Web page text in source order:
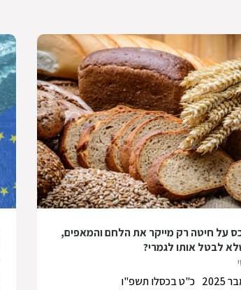
על חיטה רק מייקר את הלחם והמאפים,
לבטל אותו לגמרי?
כ"ט בכסלו תשפ"ו